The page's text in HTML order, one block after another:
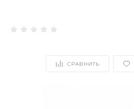
СРАВНИТЬ